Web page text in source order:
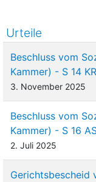
Urteile
Beschluss vom
Kammer) - S 14
3. November 2025
Beschluss vom
Kammer) - S 16
2. Juli 2025
Gerichtsbescheid